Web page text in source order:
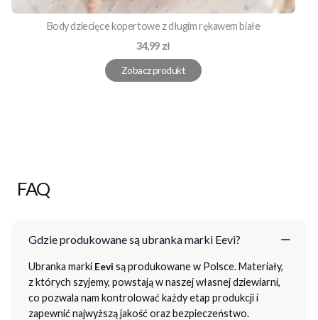
Body dziecięce kopertowe z długim rękawem białe
Cena
34,99 zł
Zobacz produkt
FAQ
Gdzie produkowane są ubranka marki Eevi?
Ubranka marki Eevi są produkowane w Polsce. Materiały,
z których szyjemy, powstają w naszej własnej dziewiarni,
co pozwala nam kontrolować każdy etap produkcji i
zapewnić najwyższą jakość oraz bezpieczeństwo.